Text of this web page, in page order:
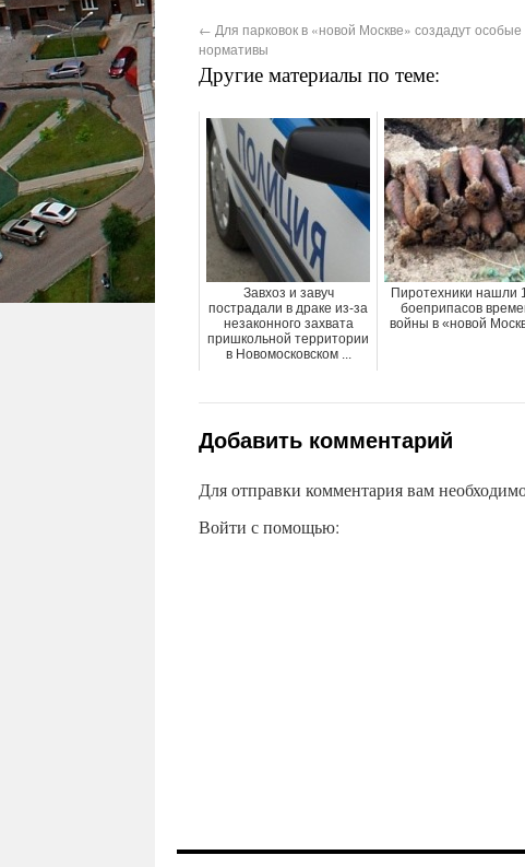
← Для парковок в «новой Москве» создадут особые
нормативы
Другие материалы по теме:
Завхоз и завуч
пострадали в драке из-за
незаконного захвата
пришкольной территории
в Новомосковском ...
Пиротехники нашли
боеприпасов
войны в «новой
Добавить комментарий
Для отправки комментария вам
Войти с помощью: